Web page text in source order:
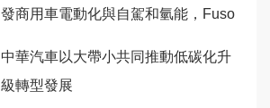
發商用車電動化與自駕和氫能，Fuso
中華汽車以大帶小共同推動低碳化升
級轉型發展